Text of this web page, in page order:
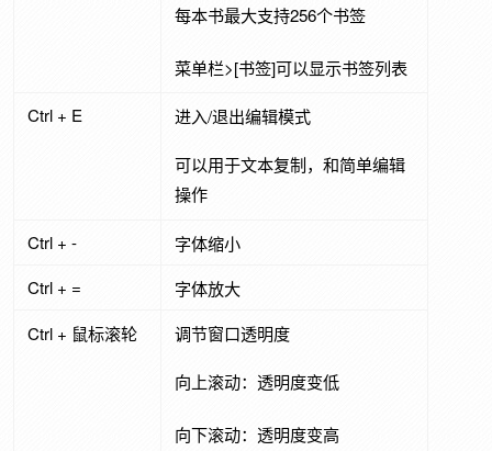
每本书最大支持256个书签
菜单栏>[书签]可以显示书签列表
Ctrl + E 进入/退出编辑模式
可以用于文本复制，和简单编辑
操作
Ctrl + -
字体缩小
Ctrl + =
字体放大
Ctrl + 鼠标滚轮
调节窗口透明度
向上滚动：透明度变低
向下滚动：透明度变高